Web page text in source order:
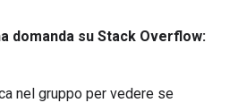
domanda su Stack Overflow:
nel gruppo per vedere se